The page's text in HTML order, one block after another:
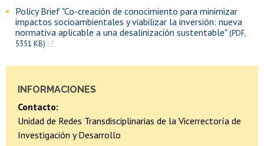
Policy Brief "Co-creación de conocimiento para minimizar
impactos socioambientales y viabilizar la inversión: nueva
normativa aplicable a una desalinización sustentable"(PDF,
5351 KB)
INFORMACIONES
Contacto:
Unidad de Redes Transdisciplinarias de la Vicerrectoría de
Investigación y Desarrollo